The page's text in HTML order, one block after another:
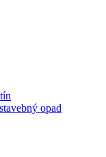
opad